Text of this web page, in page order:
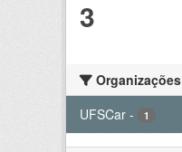
3
Organizações
UFSCar - 1